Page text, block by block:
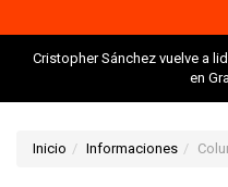
Cristopher Sánchez vuelve a
en
Inicio Informaciones